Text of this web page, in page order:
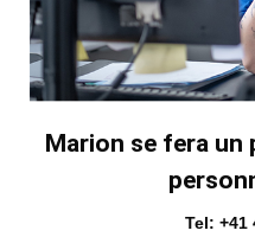
Marion se fera un
Tel: +41